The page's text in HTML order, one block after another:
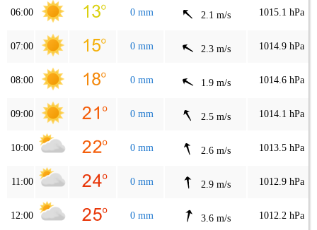
06:00 0 mm 2.1 m/s 1015.1 hPa
07:00 0 mm 2.3 m/s 1014.9 hPa
08:00 0 mm 1.9 m/s 1014.6 hPa
09:00 0 mm 2.5 m/s 1014.1 hPa
10:00 0 mm 2.6 m/s 1013.5 hPa
11:00 0 mm 2.9 m/s 1012.9 hPa
12:00 0 mm 3.6 m/s 1012.2 hPa